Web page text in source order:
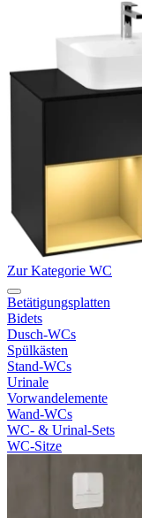
Zur Kategorie WC
Betätigungsplatten
Bidets
Dusch-WCs
Spülkästen
Stand-WCs
Urinale
Vorwandelemente
Wand-WCs
WC- & Urinal-Sets
WC-Sitze